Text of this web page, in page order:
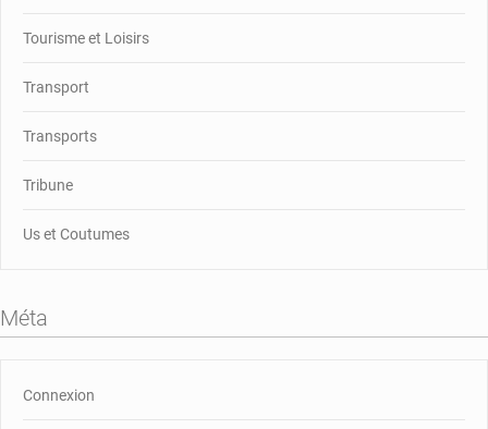
Tourisme et Loisirs
Transport
Transports
Tribune
Us et Coutumes
Méta
Connexion